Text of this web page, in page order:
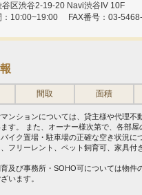
谷区渋谷2-19-20 Navi渋谷IV 10F
：10:00~19:00
FAX番号：03-
間取 面積
ンションについては、貸主様や代理不
す。 また、オーナー様次第で、各部
イク置場・駐車場の正確な空き状況に
フリーレント、ペット飼育可、家具付
及び事務所・SOHO可については物件
います。